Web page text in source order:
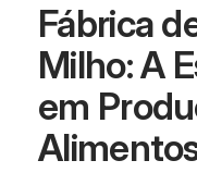
Fábrica
Milho: A
em